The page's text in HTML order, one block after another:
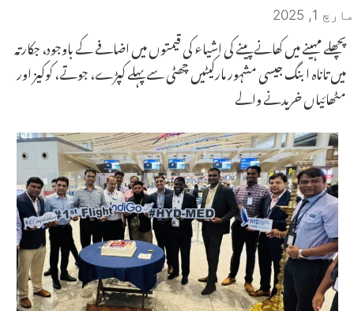
مارچ 1, 2025
پچھلے مہینے میں کھانے پینے کی اشیاء کی قیمتوں میں اضافے کے باوجود، جکارتہ
میں تاناہ ابنگ جیسی مشہور مارکیٹیں چھٹی سے پہلے کپڑے، جوتے، کوکیز اور
مٹھائیاں خریدنے والے